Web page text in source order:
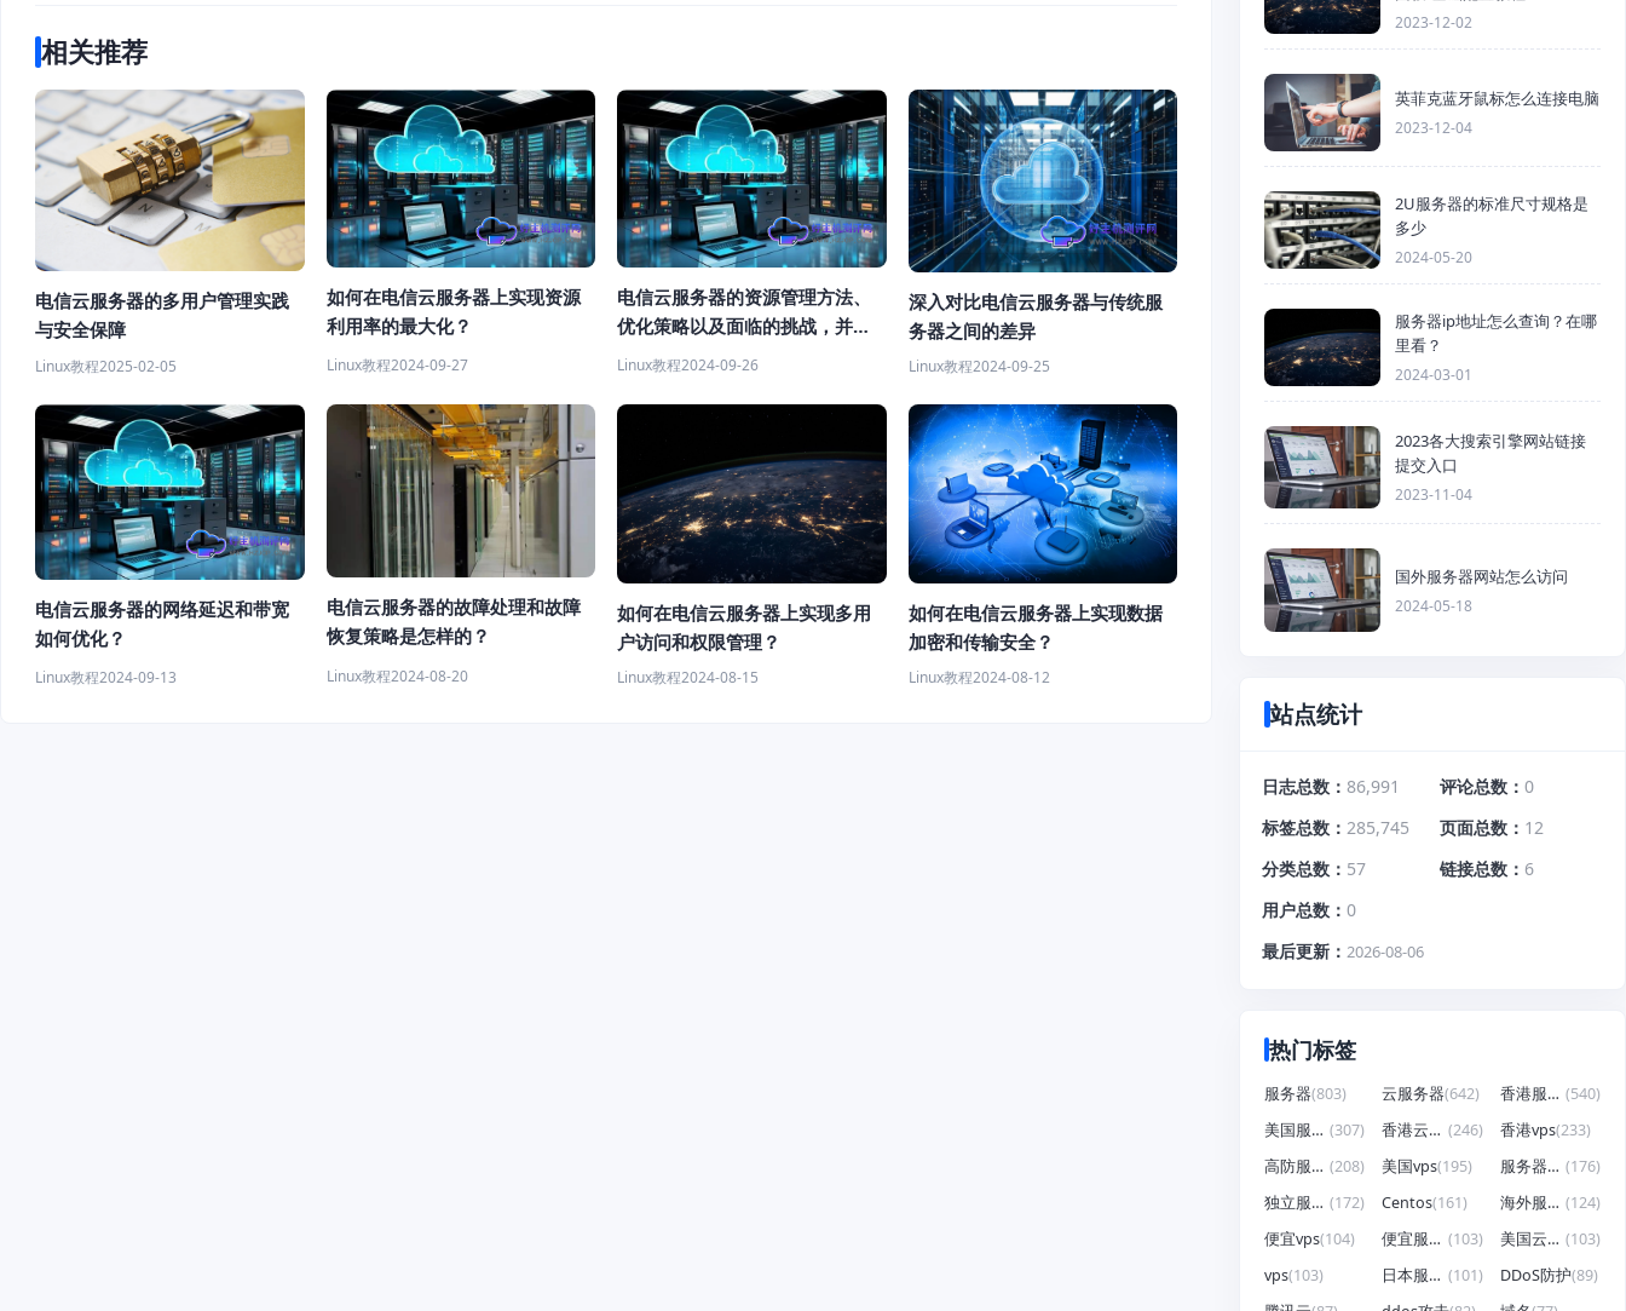
相关推荐
电信云服务器的多用户管理实践
与安全保障
Linux教程2025-02-05
如何在电信云服务器上实现资源
利用率的最大化？
Linux教程2024-09-27
电信云服务器的资源管理方法、
优化策略以及面临的挑战，并提
出相应的解决方案
Linux教程2024-09-26
深入对比电信云服务器与传统服
务器之间的差异
Linux教程2024-09-25
电信云服务器的网络延迟和带宽
如何优化？
Linux教程2024-09-13
电信云服务器的故障处理和故障
恢复策略是怎样的？
Linux教程2024-08-20
如何在电信云服务器上实现多用
户访问和权限管理？
Linux教程2024-08-15
如何在电信云服务器上实现数据
加密和传输安全？
Linux教程2024-08-12
2023-12-02
英菲克蓝牙鼠标怎么连接电脑
2023-12-04
2U服务器的标准尺寸规格是
多少
2024-05-20
服务器ip地址怎么查询？在哪
里看？
2024-03-01
2023各大搜索引擎网站链接
提交入口
2023-11-04
国外服务器网站怎么访问
2024-05-18
站点统计
日志总数 86,991 评论总数
0
标签总数
285,745 页面总数
12
分类总数
57 链接总数
6
用户总数
0
最后更新
2026-08-06
热门标签
服务器(803) 云服务器(642) 香港服务器 (540)
美国服务器 (307) 香港云服务器 (246) 香港vps(233)
高防服务器 (208) 美国vps(195) 服务器租用 (176)
独立服务器 (172) Centos(161) 海外服务器 (124)
便宜vps(104) 便宜服务器 (103) 美国云服务器 (103)
vps(103) 日本服务器 (101) DDoS防护(89)